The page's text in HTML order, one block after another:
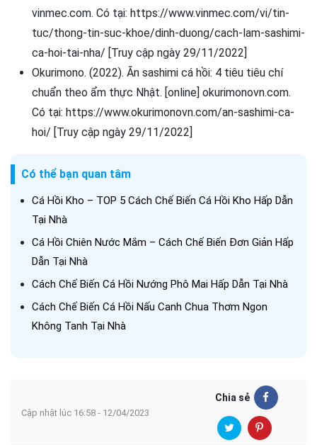
vinmec.com. Có tại: https://www.vinmec.com/vi/tin-
tuc/thong-tin-suc-khoe/dinh-duong/cach-lam-sashimi-
ca-hoi-tai-nha/ [Truy cập ngày 29/11/2022]
Okurimono. (2022). Ăn sashimi cá hồi: 4 tiêu tiêu chí
chuẩn theo ẩm thực Nhật. [online] okurimonovn.com.
Có tại: https://www.okurimonovn.com/an-sashimi-ca-
hoi/ [Truy cập ngày 29/11/2022]
Có thể bạn quan tâm
Cá Hồi Kho – TOP 5 Cách Chế Biến Cá Hồi Kho Hấp Dẫn
Tại Nhà
Cá Hồi Chiên Nước Mắm – Cách Chế Biến Đơn Giản Hấp
Dẫn Tại Nhà
Cách Chế Biến Cá Hồi Nướng Phô Mai Hấp Dẫn Tại Nhà
Cách Chế Biến Cá Hồi Nấu Canh Chua Thơm Ngon
Không Tanh Tại Nhà
Cập nhật lúc 16:58 - 12/04/2023
Chia sẻ